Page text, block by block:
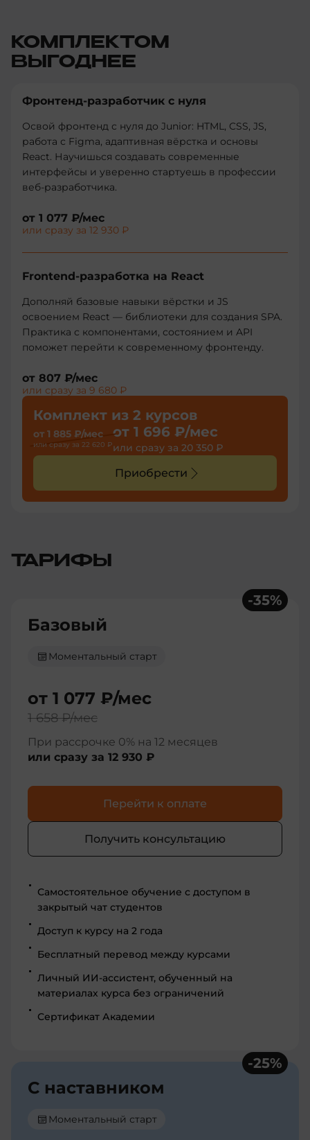
КОМПЛЕКТОМ
ВЫГОДНЕЕ
Фронтенд-разработчик с нуля
Освой фронтенд с нуля до Junior: HTML, CSS, JS,
работа с Figma, адаптивная вёрстка и основы
React. Научишься создавать современные
интерфейсы и уверенно стартуешь в профессии
веб-разработчика.
от 1 077 ₽/мес
или сразу за 12 930 ₽
Frontend-разработка на React
Дополняй базовые навыки вёрстки и JS
освоением React — библиотеки для создания SPA.
Практика с компонентами, состоянием и API
поможет перейти к современному фронтенду.
от 807 ₽/мес
или сразу за 9 680 ₽
Комплект из 2 курсов
от 1 885 ₽/мес
или сразу за 22 620 ₽
от 1 696 ₽/мес
или сразу за 20 350 ₽
Приобрести
ТАРИФЫ
-35%
Базовый
Моментальный старт
от 1 077 ₽/мес
1 658 ₽/мес
При рассрочке 0% на 12 месяцев
или сразу за 12 930 ₽
Перейти к оплате
Получить консультацию
Самостоятельное обучение с доступом в
закрытый чат студентов
Доступ к курсу на 2 года
Бесплатный перевод между курсами
Личный ИИ-ассистент, обученный на
материалах курса без ограничений
Сертификат Академии
-25%
С наставником
Моментальный старт